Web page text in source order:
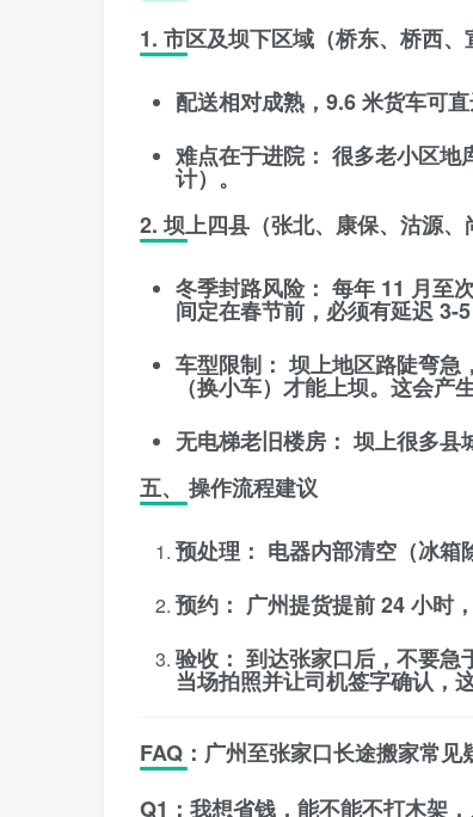
1. 市区及坝下区域（桥东、桥西、
配送相对成熟，9.6 米货车可直
难点在于进院： 很多老小区地
计）。
2. 坝上四县（张北、康保、沽源、
冬季封路风险： 每年 11 月至
间定在春节前，必须有延迟 3-5
车型限制： 坝上地区路陡弯急
（换小车） 才能上坝。这会产
无电梯老旧楼房： 坝上很多县
五、 操作流程建议
预处理： 电器内部清空（冰箱
预约： 广州提货提前 24 小时
验收： 到达张家口后， 不要急
当场拍照并让司机签字确认，
FAQ：广州至张家口长途搬家常见
Q1：我想省钱，能不能不打木架